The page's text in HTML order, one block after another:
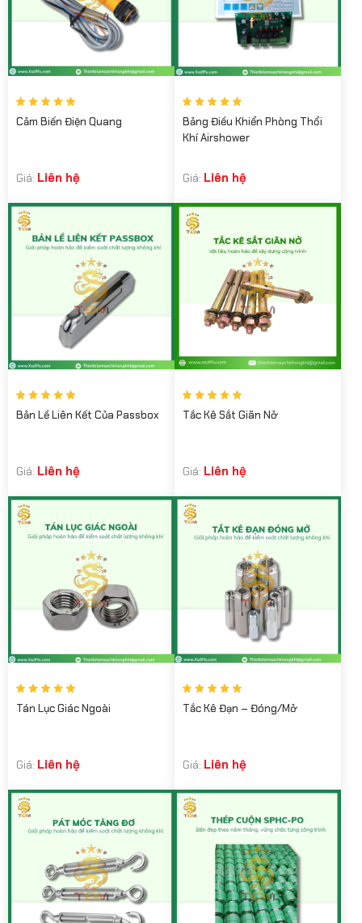
Cảm Biến Điện Quang
Giá: Liên hệ
Bảng Điều Khiển Phòng Thổi
Khí Airshower
Giá: Liên hệ
Bản Lề Liên Kết Của Passbox
Giá: Liên hệ
Tắc Kê Sắt Giãn Nở
Giá: Liên hệ
Tán Lục Giác Ngoài
Giá: Liên hệ
Tắc Kê Đạn – Đóng/Mở
Giá: Liên hệ